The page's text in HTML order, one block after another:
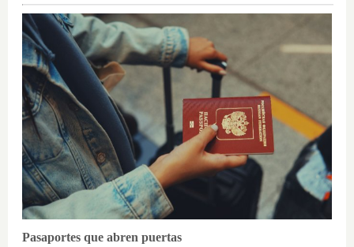
Pasaportes que abren puertas